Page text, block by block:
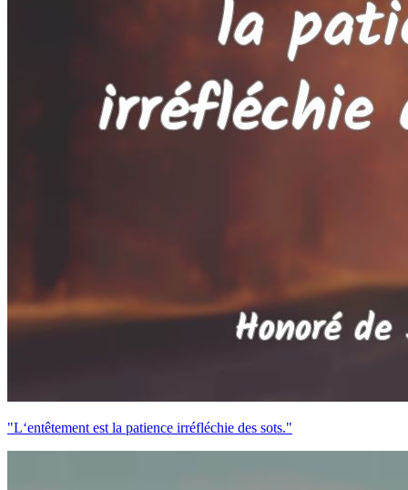
"L‘entêtement est la patience irréfléchie des sots."